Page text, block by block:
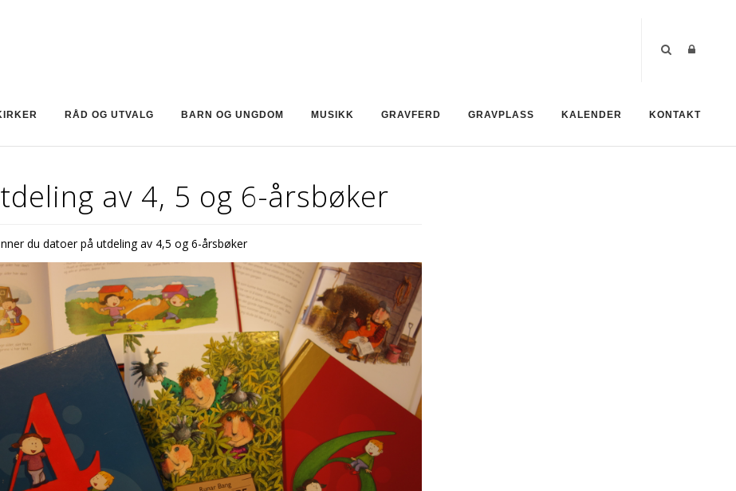
RÅD OG UTVALG BARN OG UNGDOM MUSIKK GRAVFERD GRAVPLASS KALENDER KONTAKT
av 4, 5 og 6-årsbøker
du datoer på utdeling av 4,5 og 6-årsbøker